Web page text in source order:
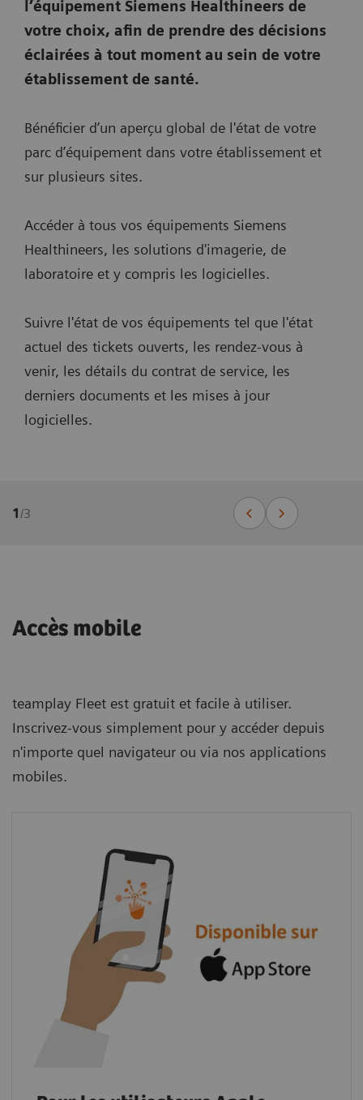
l’équipement Siemens Healthineers de
votre choix, afin de prendre des décisions
éclairées à tout moment au sein de votre
établissement de santé.
Bénéficier d’un aperçu global de l'état de votre
parc d’équipement dans votre établissement et
sur plusieurs sites.
Accéder à tous vos équipements Siemens
Healthineers, les solutions d'imagerie, de
laboratoire et y compris les logicielles.
Suivre l'état de vos équipements tel que l'état
actuel des tickets ouverts, les rendez-vous à
venir, les détails du contrat de service, les
derniers documents et les mises à jour
logicielles.
1/3
Accès mobile
teamplay Fleet est gratuit et facile à utiliser.
Inscrivez-vous simplement pour y accéder depuis
n'importe quel navigateur ou via nos applications
mobiles.